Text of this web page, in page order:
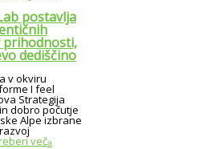
postavlja
dediščino
v okviru
I feel
Strategija
dobro počutje
Alpe izbrane
več